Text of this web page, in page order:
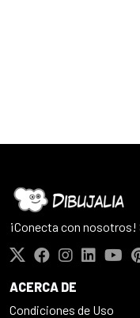
¡Conecta con
ACERCA DE
Condiciones de Uso